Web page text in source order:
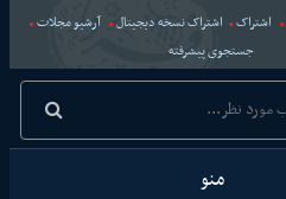
اشتراک اشتراک نسخه دیجیتال
آرشیو مجلات
جستجوی پیشرفته
منو